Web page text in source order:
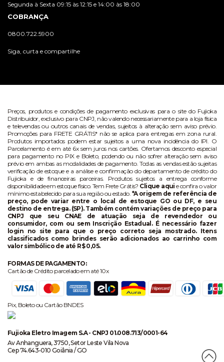
Segunda à Sexta 09:15 às 12:15 e 14:00 às 18:00
COBRANÇA
0800.722.5900
Siga, curta e compartilhe
Preços, produtos e condições de pagamento exclusivas para o site do Fujioka
Distribuidor, exclusivo para CNPJ, não valendo necessariamente para a loja física
e televendas ou outros canais de vendas, sujeitos à alteração sem aviso prévio.
Promoções para FRETE GRÁTIS* não se aplica para entregas em zona rural.
Produtos importados podem estar sujeitos a uma nova incidência do IPI. O
Parcelamento é em até 6x sem juros nos cartões. Ofertamos desconto especial
para pagamento no PIX e Boleto, podendo ou não sofrer alteração sem aviso
prévio em ambas as modalidades de pagamento. Todas as vendas estão sujeitas
verificação de estoque e a análise e confirmação do departamento de crédito do
Fujioka e de financeiras parceiras. Produtos sujeitos a entrega conforme
disponibilidade em estoque físico. Tem Frete Grátis? Clique aqui e confira o valor
mínimo estabelecido para sua região ou estado. *A origem de referência de
preço, pode variar entre o local de estoque GO ou DF, e seu
destino de entrega. (SP). Também contém variações de preço para
CNPJ que seu CNAE de atuação seja de revendedor ou
consumidor, com ou sem Inscrição Estadual. É necessário fazer
login no site para que o preço correto seja mostrado. Itens
classificados como brindes serão adicionados ao carrinho com
valor simbólico de até R$ 0,05.
FORMAS DE PAGAMENTO:
Cartão de Crédito parcelado em até 10x
Pix, Boleto ou Cartão BNDES
Fujioka Eletro Imagem S.A - CNPJ 01.008.713/0001-64
Av Anhanguera, 3750, Setor Leste Vila Nova
Cep 74.643-010 Goiânia / GO